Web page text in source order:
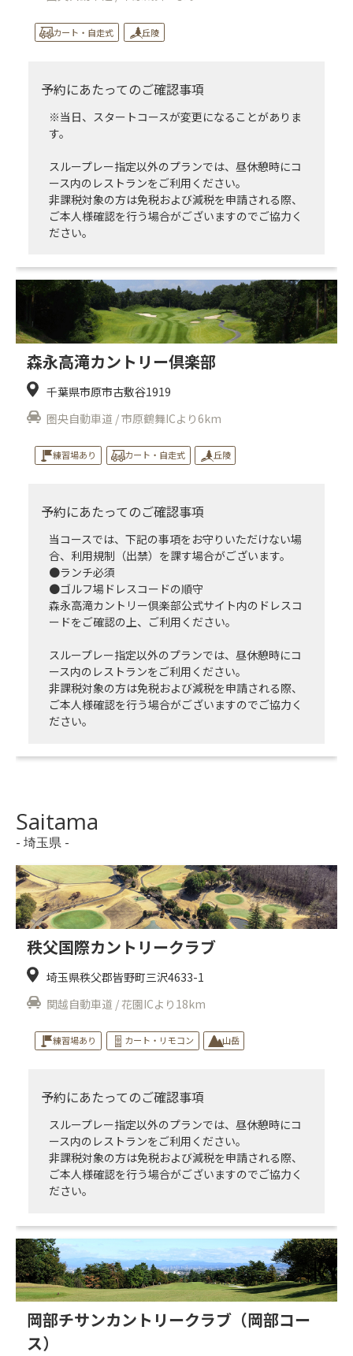
カート・自走式 丘陵
予約にあたってのご確認事項
※当日、スタートコースが変更になることがありま
す。
スループレー指定以外のプランでは、昼休憩時にコ
ース内のレストランをご利用ください。
非課税対象の方は免税および減税を申請される際、
ご本人様確認を行う場合がございますのでご協力く
ださい。
森永高滝カントリー倶楽部
千葉県市原市古敷谷1919
圏央自動車道 / 市原鶴舞ICより6km
練習場あり カート・自走式 丘陵
予約にあたってのご確認事項
当コースでは、下記の事項をお守りいただけない場
合、利用規制（出禁）を課す場合がございます。
●ランチ必須
●ゴルフ場ドレスコードの順守
森永高滝カントリー倶楽部公式サイト内のドレスコ
ードをご確認の上、ご利用ください。
スループレー指定以外のプランでは、昼休憩時にコ
ース内のレストランをご利用ください。
非課税対象の方は免税および減税を申請される際、
ご本人様確認を行う場合がございますのでご協力く
ださい。
Saitama
- 埼玉県 -
秩父国際カントリークラブ
埼玉県秩父郡皆野町三沢4633-1
関越自動車道 / 花園ICより18km
練習場あり カート・リモコン 山岳
予約にあたってのご確認事項
スループレー指定以外のプランでは、昼休憩時にコ
ース内のレストランをご利用ください。
非課税対象の方は免税および減税を申請される際、
ご本人様確認を行う場合がございますのでご協力く
ださい。
岡部チサンカントリークラブ（岡部コー
ス）